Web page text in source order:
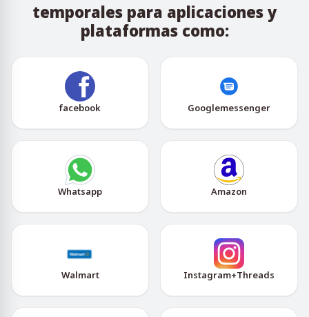
temporales para aplicaciones y
plataformas como:
facebook Googlemessenger
Whatsapp Amazon
Walmart Instagram+Threads